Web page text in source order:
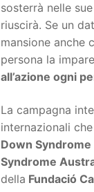
sosterrà nelle
riuscirà. Se un
mansione anche
persona la
all’azione ogni
La campagna
internazionali
Down Syndrome
Syndrome
della Fundació